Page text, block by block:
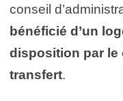
conseil
bénéficié d’un
disposition par le
transfert.